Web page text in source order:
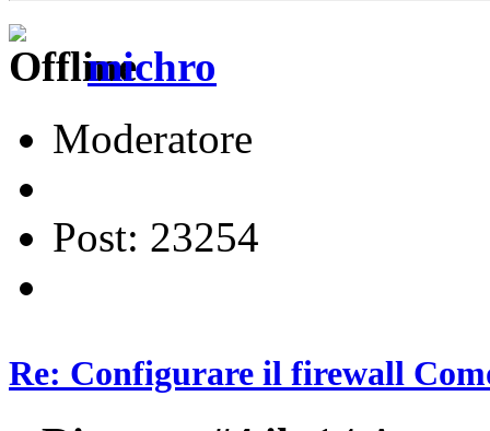
michro
Moderatore
Post: 23254
Re: Configurare il firewall